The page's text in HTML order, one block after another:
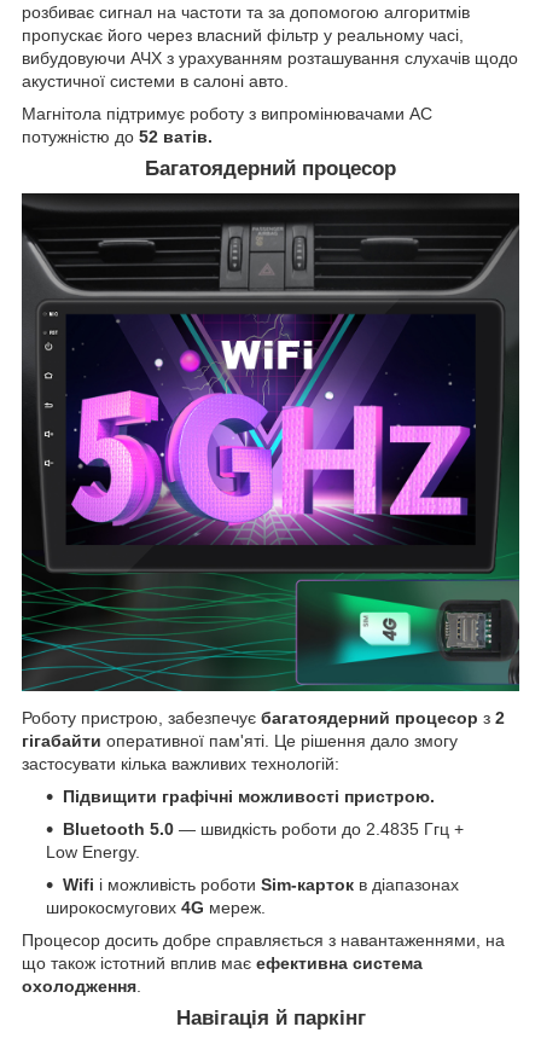
розбиває сигнал на частоти та за допомогою алгоритмів
пропускає його через власний фільтр у реальному часі,
вибудовуючи АЧХ з урахуванням розташування слухачів щодо
акустичної системи в салоні авто.
Магнітола підтримує роботу з випромінювачами АС
потужністю до 52 ватів.
Багатоядерний процесор
Роботу пристрою, забезпечує багатоядерний процесор з 2
гігабайти оперативної пам'яті. Це рішення дало змогу
застосувати кілька важливих технологій:
Підвищити графічні можливості пристрою.
Bluetooth 5.0 — швидкість роботи до 2.4835 Ггц +
Low Energy.
Wifi і можливість роботи Sim-карток в діапазонах
широкосмугових 4G мереж.
Процесор досить добре справляється з навантаженнями, на
що також істотний вплив має ефективна система
охолодження.
Навігація й паркінг